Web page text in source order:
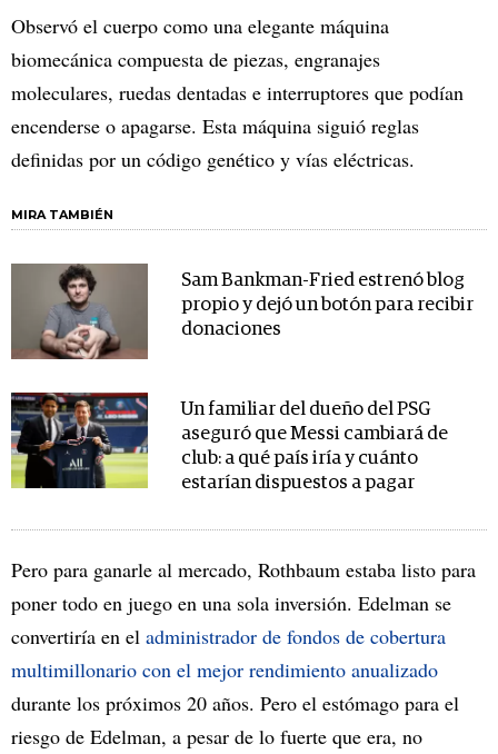
Observó el cuerpo como una elegante máquina
biomecánica compuesta de piezas, engranajes
moleculares, ruedas dentadas e interruptores que podían
encenderse o apagarse. Esta máquina siguió reglas
definidas por un código genético y vías eléctricas.
MIRA TAMBIÉN
Sam Bankman-Fried estrenó blog
propio y dejó un botón para recibir
donaciones
Un familiar del dueño del PSG
aseguró que Messi cambiará de
club: a qué país iría y cuánto
estarían dispuestos a pagar
Pero para ganarle al mercado, Rothbaum estaba listo para
poner todo en juego en una sola inversión. Edelman se
convertiría en el administrador de fondos de cobertura
multimillonario con el mejor rendimiento anualizado
durante los próximos 20 años. Pero el estómago para el
riesgo de Edelman, a pesar de lo fuerte que era, no